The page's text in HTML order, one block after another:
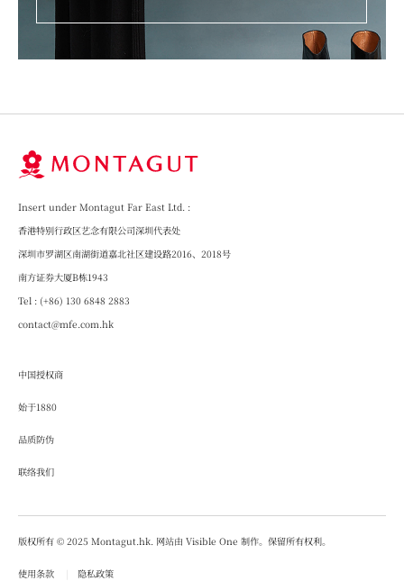
Insert under Montagut Far East Ltd. :
香港特别行政区艺念有限公司深圳代表处
深圳市罗湖区南湖街道嘉北社区建设路2016、2018号
南方证券大厦B栋1943
Tel : (+86) 130 6848 2883
contact@mfe.com.hk
Group 1
中国授权商
始于1880
Group 2
品质防伪
联络我们
版权所有 © 2025 Montagut.hk. 网站由 Visible One 制作。保留所有权利。
使用条款 隐私政策